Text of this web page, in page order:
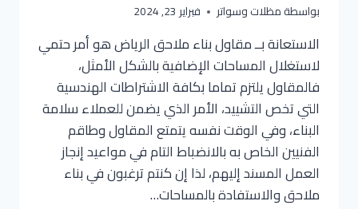
بواسطةمظلات وسواتر فبراير 23, 2024
الاستعانة بــ مقاول بناء ملاحق الرياض هو أمر حتمي
لاستغلال المساحات الإضافية بالشكل الأمثل،
فالمقاول يلتزم تماما بكافة الاشتراطات الهندسية
التي تخص التشييد، الأمر الذي يضمن للعملاء سلامة
البناء، وفي الوقت نفسه يتمتع المقاول وطاقم
الفنيين الخاص به بالانضباط التام في مواعيد إنجاز
العمل المسند إليهم، لذا إن كنتم ترغبون في بناء
ملاحق والاستفادة بالمساحات…